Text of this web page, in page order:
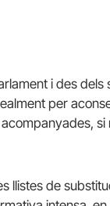
i des
per
llistes de